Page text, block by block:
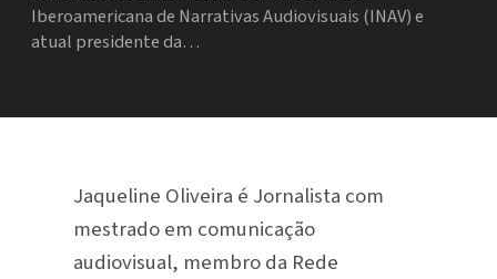
Iberoamericana de Narrativas Audiovisuais (INAV) e
atual presidente da…
Jaqueline Oliveira é Jornalista com
mestrado em comunicação
audiovisual, membro da Rede